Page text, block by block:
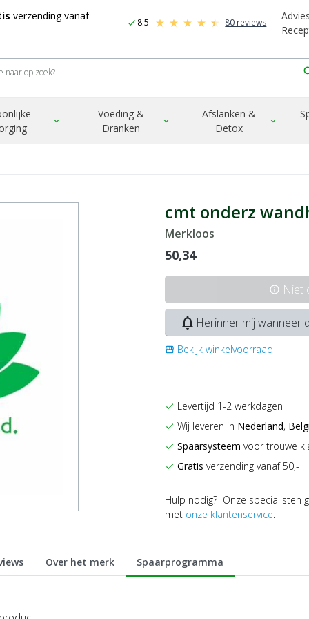
verzending vanaf
check 8.5 80 reviews
expand_more
Voeding &
Dranken
expand_more
Afslanken &
Detox
expand_more
cmt onderz
Merkloos
50,34
info Niet
notifications_none Herinner mij wanneer
storefront Bekijk winkelvoorraad
check Levertijd 1-2 werkdagen
check Wij leveren in Nederland,
check Spaarsysteem voor trouwe
check Gratis verzending vanaf 50,-
Hulp nodig? Onze specialisten
met onze klantenservice.
Over het merk Spaarprogramma